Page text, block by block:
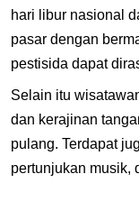
hari libur nasional
pasar dengan
pestisida dapat
Selain itu
dan kerajinan
pulang. Terdapat
pertunjukan musik,